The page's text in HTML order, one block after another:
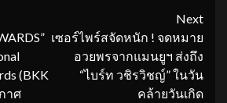
(BKK
าศ
Next
เซอร์ไพร์สจัดหนัก ! จดหมาย
อวยพรจากแมนยูฯ ส่งถึง
“ไบร์ท วชิรวิชญ์” ในวัน
คล้ายวันเกิด